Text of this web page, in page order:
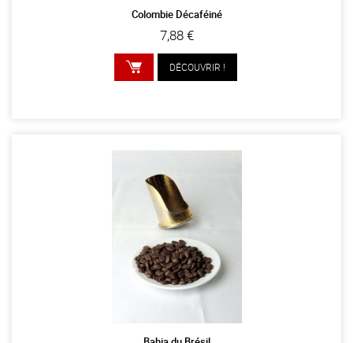
Colombie Décaféiné
7,88 €
DÉCOUVRIR !